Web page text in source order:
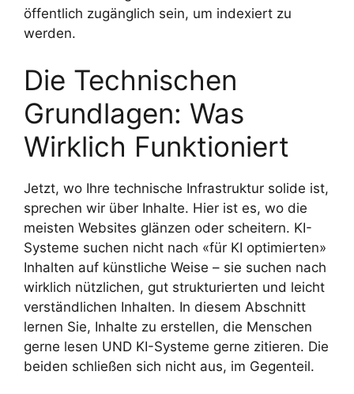
öffentlich zugänglich sein, um indexiert zu
werden.
Die Technischen
Grundlagen: Was
Wirklich Funktioniert
Jetzt, wo Ihre technische Infrastruktur solide ist,
sprechen wir über Inhalte. Hier ist es, wo die
meisten Websites glänzen oder scheitern. KI-
Systeme suchen nicht nach «für KI optimierten»
Inhalten auf künstliche Weise – sie suchen nach
wirklich nützlichen, gut strukturierten und leicht
verständlichen Inhalten. In diesem Abschnitt
lernen Sie, Inhalte zu erstellen, die Menschen
gerne lesen UND KI-Systeme gerne zitieren. Die
beiden schließen sich nicht aus, im Gegenteil.